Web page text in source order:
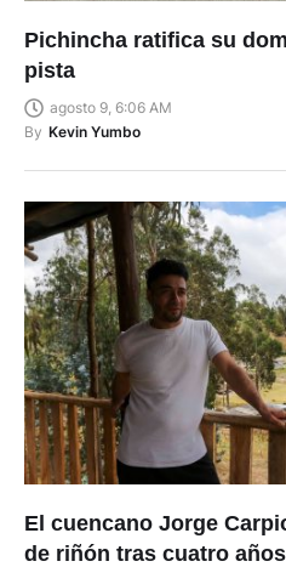
Pichincha ratifica su
pista
agosto 9, 6:06 AM
By Kevin Yumbo
El cuencano Jorge
de riñón tras cuatro